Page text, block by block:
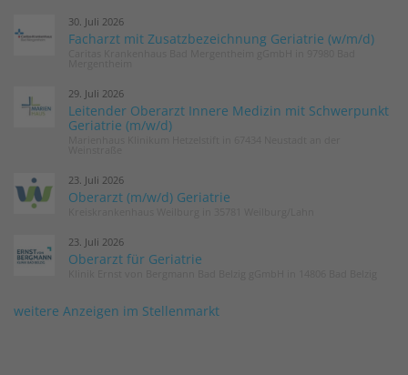
30. Juli 2026
Facharzt mit Zusatzbezeichnung Geriatrie (w/m/d)
29. Juli 2026
Leitender Oberarzt Innere Medizin mit Schwerpunkt
Geriatrie (m/w/d)
23. Juli 2026
Oberarzt (m/w/d) Geriatrie
23. Juli 2026
Oberarzt für Geriatrie
weitere Anzeigen im Stellenmarkt